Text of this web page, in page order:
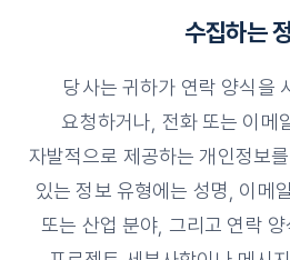
수집하는
당사는 귀하가 연락 양식을
요청하거나, 전화 또는 이메
자발적으로 제공하는 개인정보
있는 정보 유형에는 성명, 이메
또는 산업 분야, 그리고 연락